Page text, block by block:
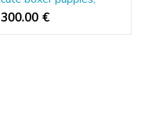
300.00 €